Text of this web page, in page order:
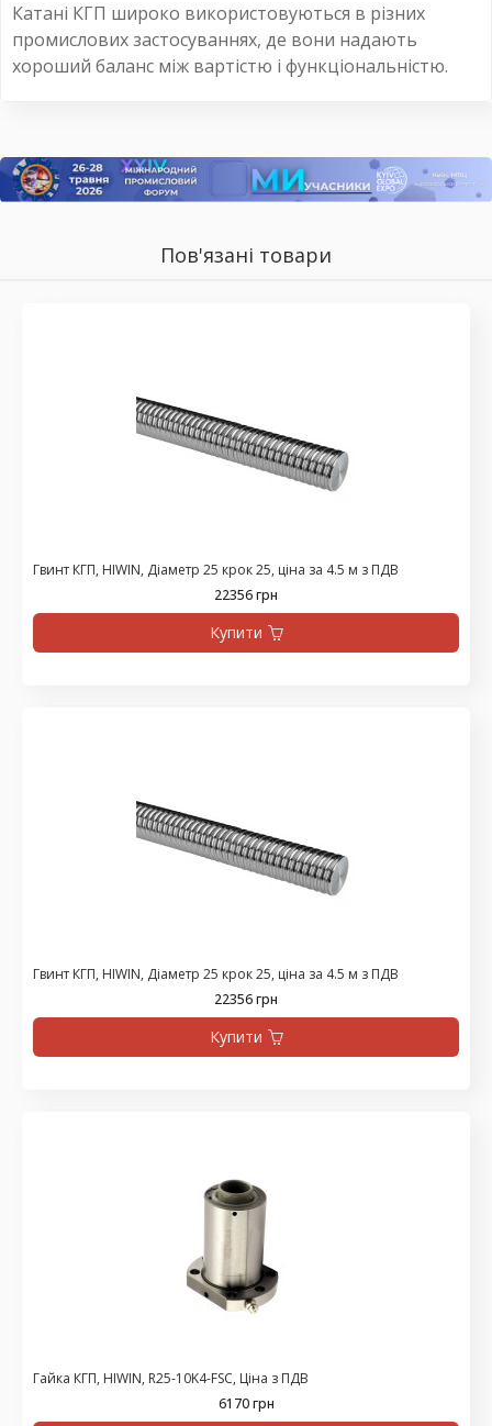
Катані КГП широко використовуються в різних
промислових застосуваннях, де вони надають
хороший баланс між вартістю і функціональністю.
Пов'язані товари
Гвинт КГП, HIWIN, Діаметр 25 крок 25, ціна за 4.5 м з ПДВ
22356 грн
Купити
Гвинт КГП, HIWIN, Діаметр 25 крок 25, ціна за 4.5 м з ПДВ
22356 грн
Купити
Гайка КГП, HIWIN, R25-10K4-FSC, Ціна з ПДВ
6170 грн